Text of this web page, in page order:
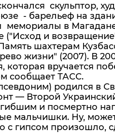
скульптор,
- барельеф на
в
("Исход и
шахтерам
жизни" (2007). В
которая вручается
сообщает ТАСС.
родился в
— Второй
и посмертно
мальчишки. Ну,
с гипсом произошло,